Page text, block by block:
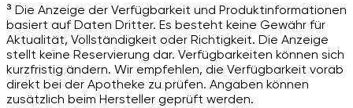
³ Die Anzeige der Verfügbarkeit und Produktinformationen
basiert auf Daten Dritter. Es besteht keine Gewähr für
Aktualität, Vollständigkeit oder Richtigkeit. Die Anzeige
stellt keine Reservierung dar. Verfügbarkeiten können sich
kurzfristig ändern. Wir empfehlen, die Verfügbarkeit vorab
direkt bei der Apotheke zu prüfen. Angaben können
zusätzlich beim Hersteller geprüft werden.